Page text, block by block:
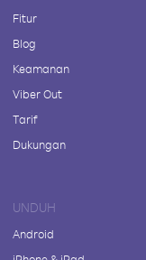
Fitur
Blog
Keamanan
Viber Out
Tarif
Dukungan
UNDUH
Android